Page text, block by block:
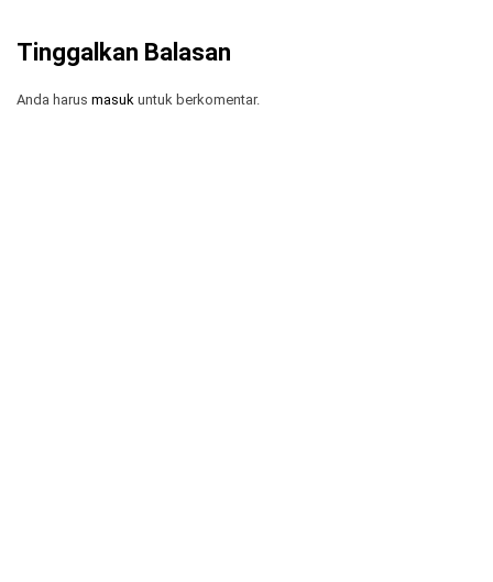
Tinggalkan Balasan
Anda harus masuk untuk berkomentar.